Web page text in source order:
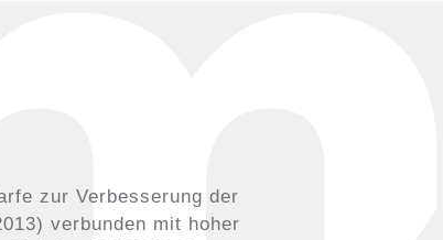
zur Verbesserung der
verbunden mit hoher